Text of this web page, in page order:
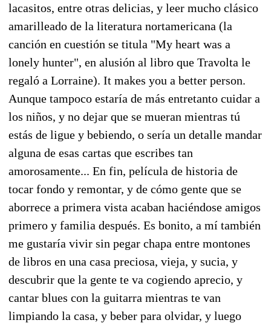
lacasitos, entre otras delicias, y leer mucho clásico
amarilleado de la literatura nortamericana (la
canción en cuestión se titula "My heart was a
lonely hunter", en alusión al libro que Travolta le
regaló a Lorraine). It makes you a better person.
Aunque tampoco estaría de más entretanto cuidar a
los niños, y no dejar que se mueran mientras tú
estás de ligue y bebiendo, o sería un detalle mandar
alguna de esas cartas que escribes tan
amorosamente... En fin, película de historia de
tocar fondo y remontar, y de cómo gente que se
aborrece a primera vista acaban haciéndose amigos
primero y familia después. Es bonito, a mí también
me gustaría vivir sin pegar chapa entre montones
de libros en una casa preciosa, vieja, y sucia, y
descubrir que la gente te va cogiendo aprecio, y
cantar blues con la guitarra mientras te van
limpiando la casa, y beber para olvidar, y luego